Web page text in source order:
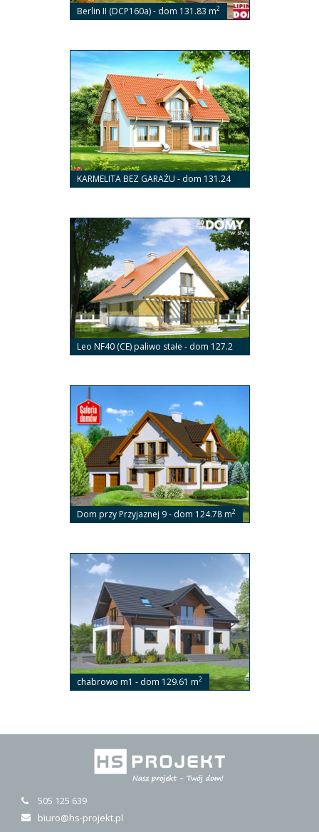
Berlin II (DCP160a) - dom 131.83 m2
KARMELITA BEZ GARAŻU - dom 131.24
Leo NF40 (CE) paliwo stałe - dom 127.2
Dom przy Przyjaznej 9 - dom 124.78 m2
chabrowo m1 - dom 129.61 m2
505 125 639
biuro@hs-projekt.pl